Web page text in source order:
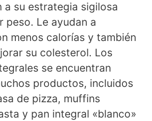
a su estrategia sigilosa
peso. Le ayudan a
menos calorías y también
su colesterol. Los
se encuentran
productos, incluidos
de pizza, muffins
y pan integral «blanco»